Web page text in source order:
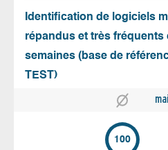
Identification de logiciels
répandus et très fréquents
semaines (base de
TEST)
mai
100